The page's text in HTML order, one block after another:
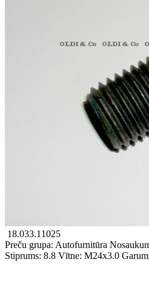
18.033.11025
Preču grupa: Autofurnitūra
Stiprums: 8.8 Vītne: M24x3.0